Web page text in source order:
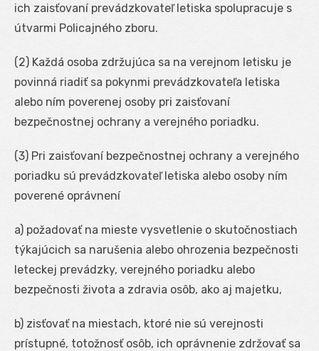
ich zaisťovaní prevádzkovateľ letiska spolupracuje s
útvarmi Policajného zboru.
(2) Každá osoba zdržujúca sa na verejnom letisku je
povinná riadiť sa pokynmi prevádzkovateľa letiska
alebo ním poverenej osoby pri zaisťovaní
bezpečnostnej ochrany a verejného poriadku.
(3) Pri zaisťovaní bezpečnostnej ochrany a verejného
poriadku sú prevádzkovateľ letiska alebo osoby ním
poverené oprávnení
a) požadovať na mieste vysvetlenie o skutočnostiach
týkajúcich sa narušenia alebo ohrozenia bezpečnosti
leteckej prevádzky, verejného poriadku alebo
bezpečnosti života a zdravia osôb, ako aj majetku,
b) zisťovať na miestach, ktoré nie sú verejnosti
prístupné, totožnosť osôb, ich oprávnenie zdržovať sa